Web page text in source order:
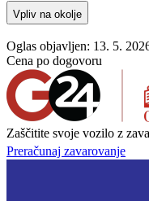
Vpliv na okolje
Oglas objavljen: 13. 5.
Cena po dogovoru
Zaščitite svoje vozilo z
Preračunaj zavarovanje